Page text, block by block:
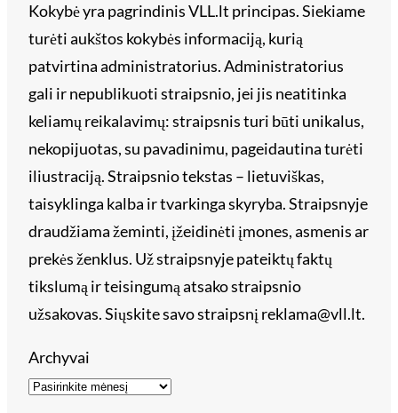
Kokybė yra pagrindinis VLL.lt principas. Siekiame
turėti aukštos kokybės informaciją, kurią
patvirtina administratorius. Administratorius
gali ir nepublikuoti straipsnio, jei jis neatitinka
keliamų reikalavimų: straipsnis turi būti unikalus,
nekopijuotas, su pavadinimu, pageidautina turėti
iliustraciją. Straipsnio tekstas – lietuviškas,
taisyklinga kalba ir tvarkinga skyryba. Straipsnyje
draudžiama žeminti, įžeidinėti įmones, asmenis ar
prekės ženklus. Už straipsnyje pateiktų faktų
tikslumą ir teisingumą atsako straipsnio
užsakovas. Siųskite savo straipsnį reklama@vll.lt.
Archyvai